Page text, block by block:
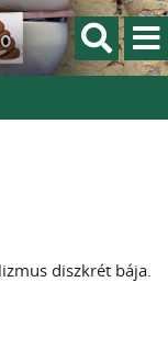
diszkrét bája.